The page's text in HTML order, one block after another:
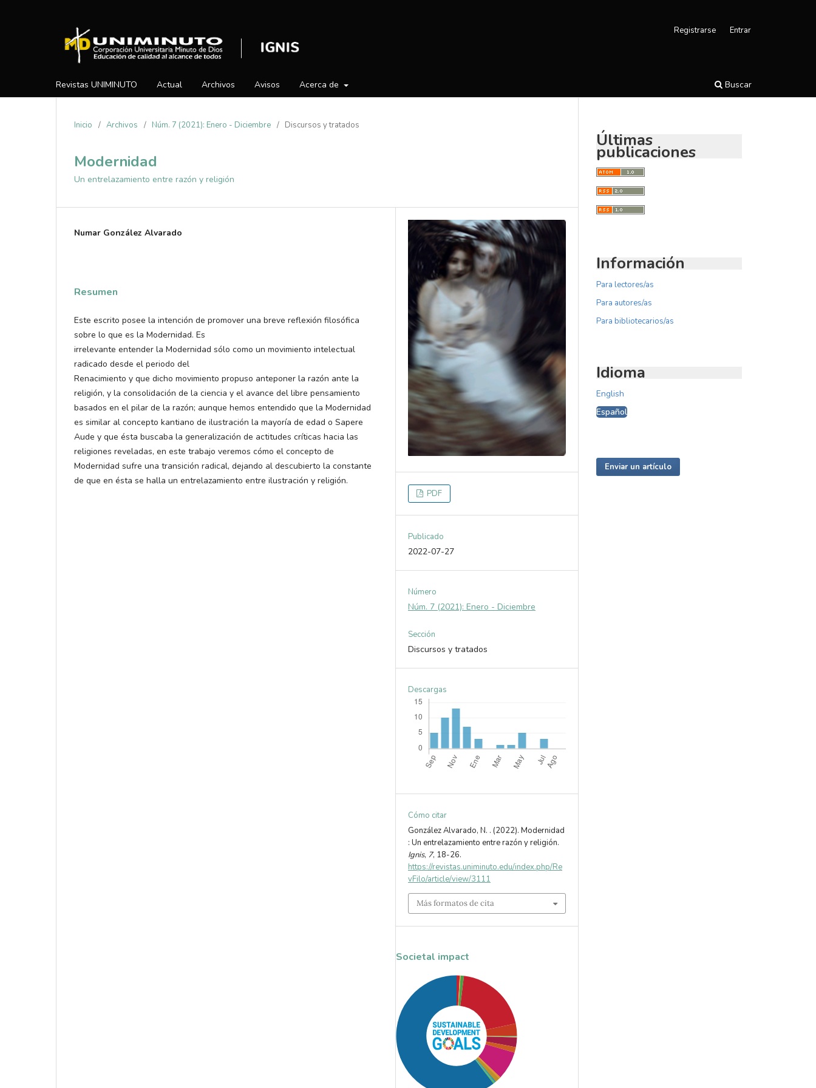
Revistas UNIMINUTO Actual Archivos Avisos Acerca de Buscar
Registrarse Entrar
Inicio / Archivos / Núm. 7 (2021): Enero - Diciembre / Discursos y tratados
Modernidad
Un entrelazamiento entre razón y religión
Numar González Alvarado
Resumen
Este escrito posee la intención de promover una breve reflexión filosófica
sobre lo que es la Modernidad. Es
irrelevante entender la Modernidad sólo como un movimiento intelectual
radicado desde el periodo del
Renacimiento y que dicho movimiento propuso anteponer la razón ante la
religión, y la consolidación de la ciencia y el avance del libre pensamiento
basados en el pilar de la razón; aunque hemos entendido que la Modernidad
es similar al concepto kantiano de ilustración la mayoría de edad o Sapere
Aude y que ésta buscaba la generalización de actitudes críticas hacia las
religiones reveladas, en este trabajo veremos cómo el concepto de
Modernidad sufre una transición radical, dejando al descubierto la constante
de que en ésta se halla un entrelazamiento entre ilustración y religión.
PDF
Publicado
2022-07-27
Número
Núm. 7 (2021): Enero - Diciembre
Sección
Discursos y tratados
Descargas
Cómo citar
González Alvarado, N. . (2022). Modernidad
: Un entrelazamiento entre razón y religión.
Ignis, 7, 18-26.
https://revistas.uniminuto.edu/index.php/Re
vFilo/article/view/3111
Más formatos de cita
Societal impact
Últimas
publicaciones
Información
Para lectores/as
Para autores/as
Para bibliotecarios/as
Idioma
English
Español
Enviar un artículo